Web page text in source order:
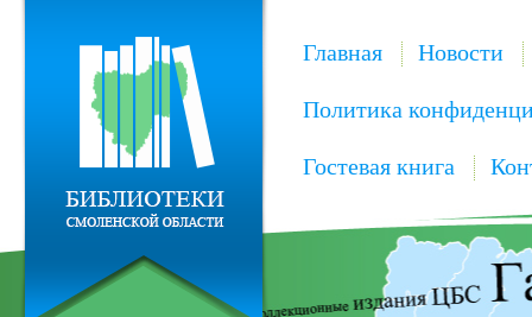
Главная Новости
Политика
Гостевая книга